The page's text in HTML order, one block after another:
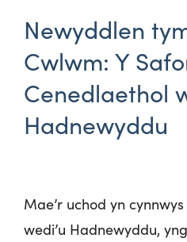
Newyddlen
Cwlwm: Y
Cenedlaethol
Hadnewyddu
Mae’r uchod yn
wedi’u Hadnewyddu,